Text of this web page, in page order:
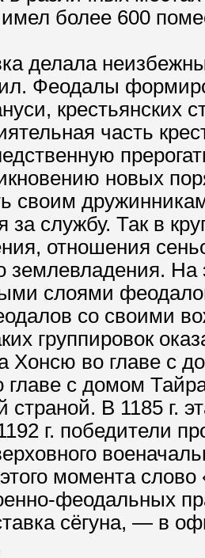
более 600
делала
Феодалы
крестьянских
часть
новых
своим
за службу. Так в
отношения
землевладения.
слоями
со своими
группировок
Хонсю во главе с
главе с домом
страной. В 1185 г.
г. победители
момента
феодальных
сёгуна, — в